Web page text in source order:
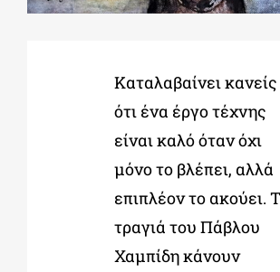
ΕΚΠΑΙΔΕΥΤΙΚΑ ΙΔΡΥΜΑΤΑ
ΠΟΛΙΤΙΣΤΙΚΟΙ ΦΟΡΕΙΣ
Καταλαβαίνει κανείς
ότι ένα έργο τέχνης
είναι καλό όταν όχι
μόνο το βλέπει, αλλά
επιπλέον το ακούει.
τραγιά του Πάβλου
Χαμπίδη κάνουν